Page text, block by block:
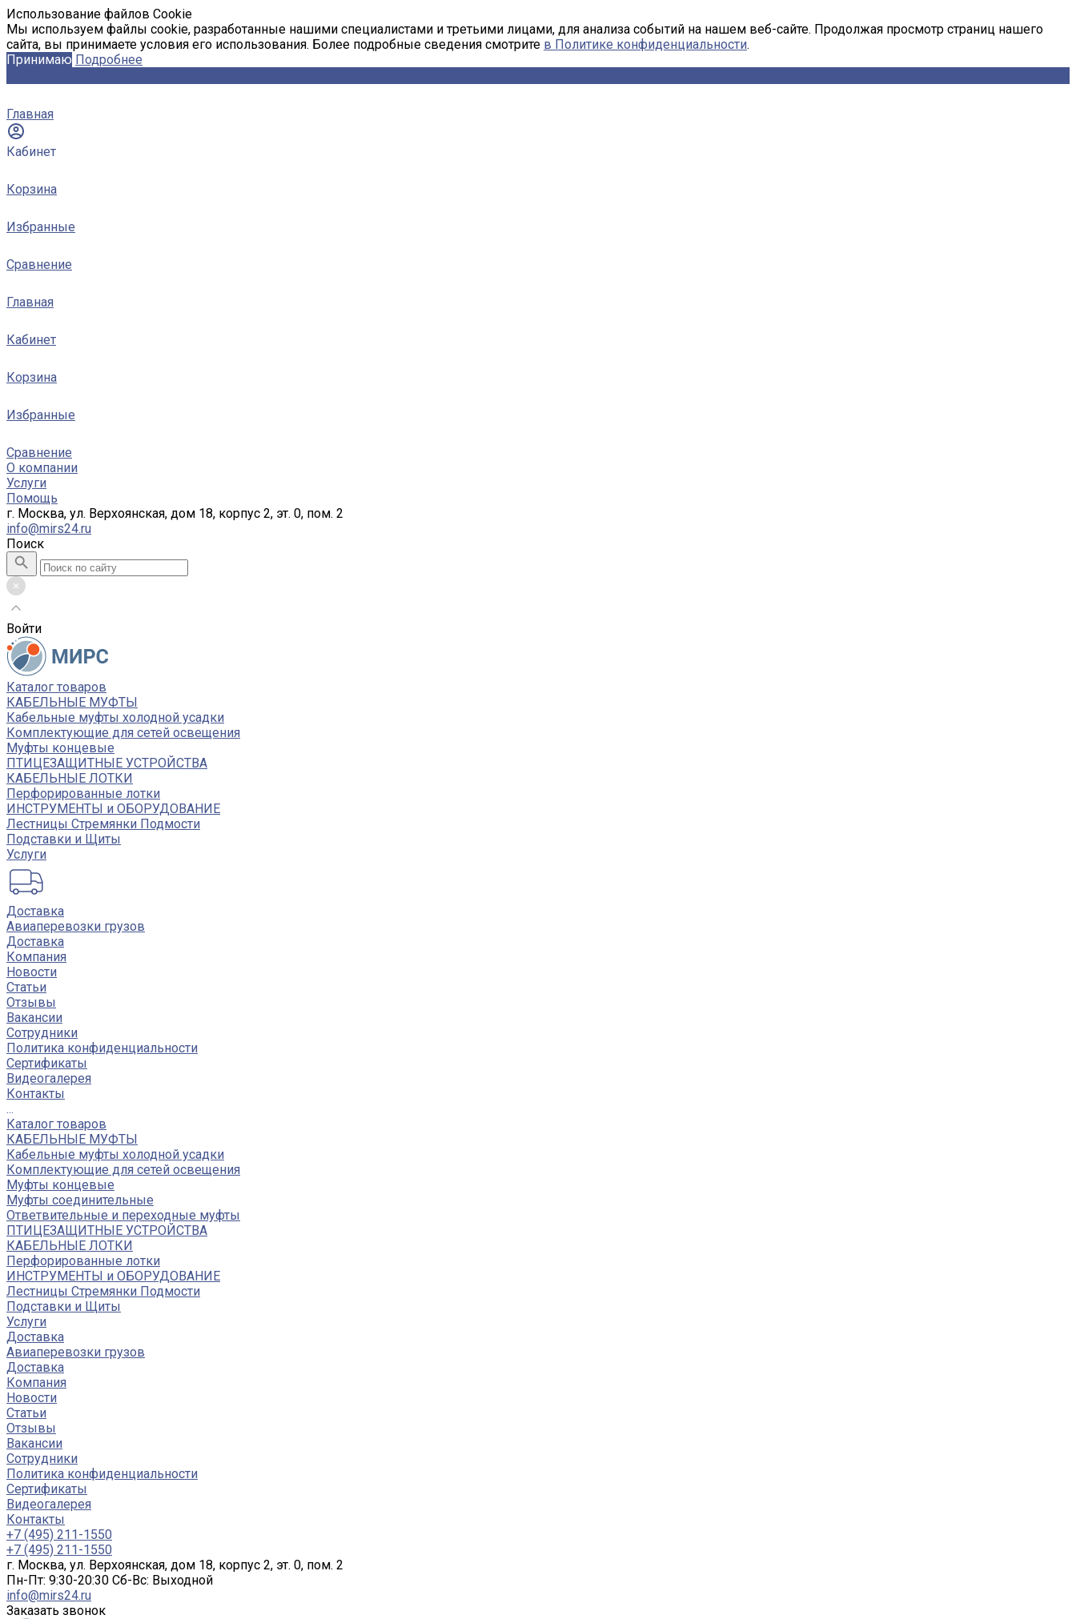
Использование файлов Cookie
Мы используем файлы cookie, разработанные нашими специалистами и третьими лицами, для анализа событий на нашем веб-сайте. Продолжая просмотр страниц нашего
сайта, вы принимаете условия его использования. Более подробные сведения смотрите в Политике конфиденциальности.
Принимаю Подробнее
Главная
Кабинет
Корзина
Избранные
Сравнение
Главная
Кабинет
Корзина
Избранные
Сравнение
О компании
Услуги
Помощь
г. Москва, ул. Верхоянская, дом 18, корпус 2, эт. 0, пом. 2
info@mirs24.ru
Поиск
Войти
Каталог товаров
КАБЕЛЬНЫЕ МУФТЫ
Кабельные муфты холодной усадки
Комплектующие для сетей освещения
Муфты концевые
ПТИЦЕЗАЩИТНЫЕ УСТРОЙСТВА
КАБЕЛЬНЫЕ ЛОТКИ
Перфорированные лотки
ИНСТРУМЕНТЫ и ОБОРУДОВАНИЕ
Лестницы Стремянки Подмости
Подставки и Щиты
Услуги
Доставка
Авиаперевозки грузов
Доставка
Компания
Новости
Статьи
Отзывы
Вакансии
Сотрудники
Политика конфиденциальности
Сертификаты
Видеогалерея
Контакты
...
Каталог товаров
КАБЕЛЬНЫЕ МУФТЫ
Кабельные муфты холодной усадки
Комплектующие для сетей освещения
Муфты концевые
Муфты соединительные
Ответвительные и переходные муфты
ПТИЦЕЗАЩИТНЫЕ УСТРОЙСТВА
КАБЕЛЬНЫЕ ЛОТКИ
Перфорированные лотки
ИНСТРУМЕНТЫ и ОБОРУДОВАНИЕ
Лестницы Стремянки Подмости
Подставки и Щиты
Услуги
Доставка
Авиаперевозки грузов
Доставка
Компания
Новости
Статьи
Отзывы
Вакансии
Сотрудники
Политика конфиденциальности
Сертификаты
Видеогалерея
Контакты
+7 (495) 211-1550
+7 (495) 211-1550
г. Москва, ул. Верхоянская, дом 18, корпус 2, эт. 0, пом. 2
Пн-Пт: 9:30-20:30 Cб-Вс: Выходной
info@mirs24.ru
Заказать звонок